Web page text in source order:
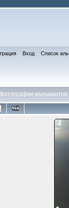
Вход Список
Фотографии музыкантов